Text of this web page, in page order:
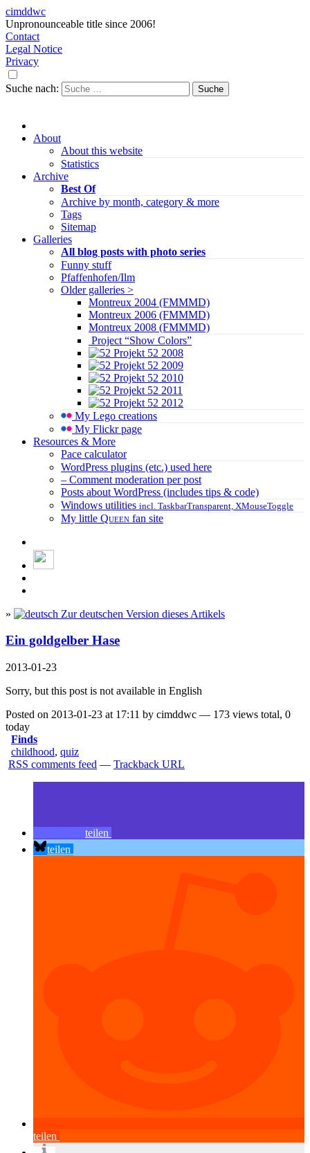
cimddwc
Unpronounceable title since 2006!
Contact
Legal Notice
Privacy
Suche nach:
About
About this website
Statistics
Archive
Best Of
Archive by month, category & more
Tags
Sitemap
Galleries
All blog posts with photo series
Funny stuff
Pfaffenhofen/Ilm
Older galleries >
Montreux 2004 (FMMMD)
Montreux 2006 (FMMMD)
Montreux 2008 (FMMMD)
Project “Show Colors”
Projekt 52 2008
Projekt 52 2009
Projekt 52 2010
Projekt 52 2011
Projekt 52 2012
My Lego creations
My Flickr page
Resources & More
Pace calculator
WordPress plugins (etc.) used here
– Comment moderation per post
Posts about WordPress (includes tips & code)
Windows utilities incl. TaskbarTransparent, XMouseToggle
My little Queen fan site
» Zur deutschen Version dieses Artikels
Ein goldgelber Hase
2013-01-23
Sorry, but this post is not available in English
Posted on 2013-01-23 at 17:11 by cimddwc — 173 views total, 0
today
Finds
childhood, quiz
RSS comments feed — Trackback URL
teilen
teilen
teilen